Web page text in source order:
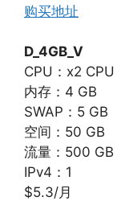
购买地址
D_4GB_V
CPU：x2
内存：4 GB
SWAP：5 GB
空间：50 GB
流量：500 GB
IPv4：1
$5.3/月